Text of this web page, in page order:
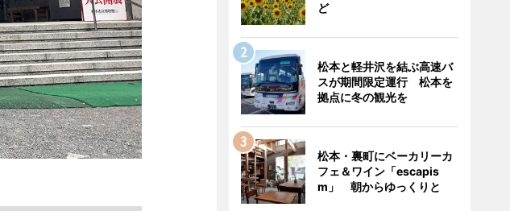
ど
松本と軽井沢を結ぶ高速バ
スが期間限定運行 松本を
拠点に冬の観光を
松本・裏町にベーカリーカ
フェ＆ワイン「escapis
m」 朝からゆっくりと